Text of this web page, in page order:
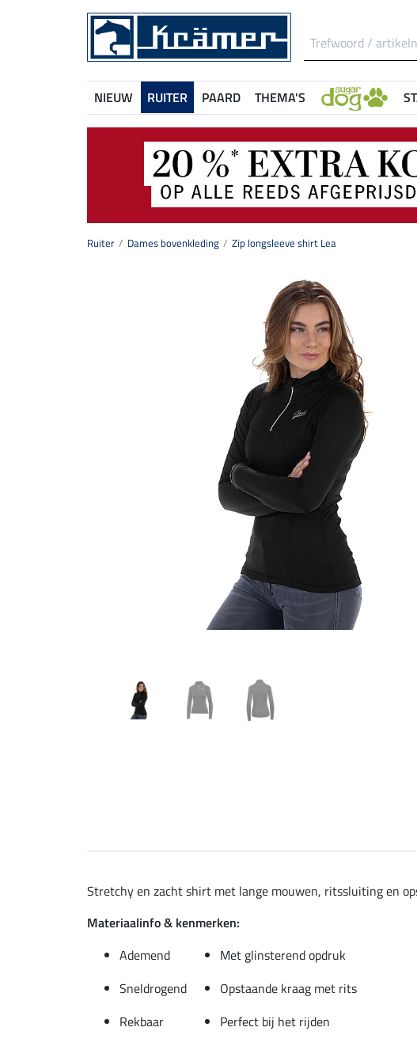
NIEUW RUITER PAARD THEMA'S
Ruiter Dames bovenkleding Zip longsleeve shirt Lea
Stretchy en zacht shirt met lange mouwen, ritssluiting en
Materiaalinfo & kenmerken:
Ademend
Met glinsterend opdruk
Sneldrogend
Opstaande kraag met rits
Rekbaar
Perfect bij het rijden